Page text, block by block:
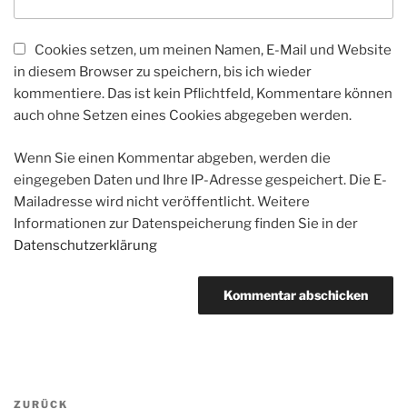
Cookies setzen, um meinen Namen, E-Mail und Website
in diesem Browser zu speichern, bis ich wieder
kommentiere. Das ist kein Pflichtfeld, Kommentare können
auch ohne Setzen eines Cookies abgegeben werden.
Wenn Sie einen Kommentar abgeben, werden die
eingegeben Daten und Ihre IP-Adresse gespeichert. Die E-
Mailadresse wird nicht veröffentlicht. Weitere
Informationen zur Datenspeicherung finden Sie in der
Datenschutzerklärung
Beitragsnavigation
Vorheriger
ZURÜCK